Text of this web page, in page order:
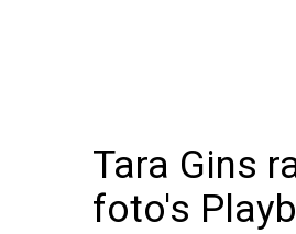
Tara Gins
foto's